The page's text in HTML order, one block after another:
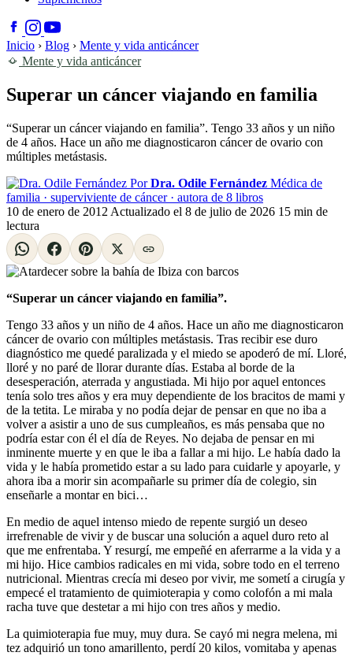
Inicio › Blog › Mente y vida anticáncer
Mente y vida anticáncer
Superar un cáncer viajando en familia
“Superar un cáncer viajando en familia”. Tengo 33 años y un niño
de 4 años. Hace un año me diagnosticaron cáncer de ovario con
múltiples metástasis.
Por Dra. Odile Fernández Médica de
familia · superviviente de cáncer · autora de 8 libros
10 de enero de 2012 Actualizado el 8 de julio de 2026 15 min de
lectura
“Superar un cáncer viajando en familia”.
Tengo 33 años y un niño de 4 años. Hace un año me diagnosticaron
cáncer de ovario con múltiples metástasis. Tras recibir ese duro
diagnóstico me quedé paralizada y el miedo se apoderó de mí. Lloré,
lloré y no paré de llorar durante días. Estaba al borde de la
desesperación, aterrada y angustiada. Mi hijo por aquel entonces
tenía solo tres años y era muy dependiente de los bracitos de mami y
de la tetita. Le miraba y no podía dejar de pensar en que no iba a
volver a asistir a uno de sus cumpleaños, es más pensaba que no
podría estar con él el día de Reyes. No dejaba de pensar en mi
inminente muerte y en que le iba a fallar a mi hijo. Le había dado la
vida y le había prometido estar a su lado para cuidarle y apoyarle, y
ahora iba a morir sin acompañarle su primer día de colegio, sin
enseñarle a montar en bici…
En medio de aquel intenso miedo de repente surgió un deseo
irrefrenable de vivir y de buscar una solución a aquel duro reto al
que me enfrentaba. Y resurgí, me empeñé en aferrarme a la vida y a
mi hijo. Hice cambios radicales en mi vida, sobre todo en el terreno
nutricional. Mientras crecía mi deseo por vivir, me sometí a cirugía y
empecé el tratamiento de quimioterapia y como colofón a mi mala
racha tuve que destetar a mi hijo con tres años y medio.
La quimioterapia fue muy, muy dura. Se cayó mi negra melena, mi
tez adquirió un tono amarillento, perdí 20 kilos, vomitaba y apenas